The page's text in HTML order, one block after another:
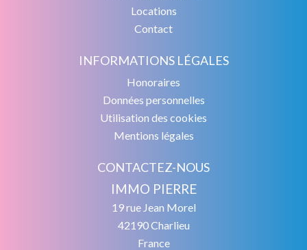
Locations
Contact
INFORMATIONS LÉGALES
Honoraires
Données personnelles
Utilisation des cookies
Mentions légales
CONTACTEZ-NOUS
IMMO PIERRE
19 rue Jean Morel
42190Charlieu
France